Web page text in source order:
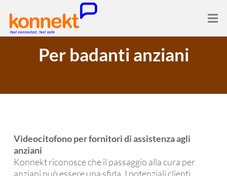
Per badanti anziani
Videocitofono per fornitori di assistenza agli
anziani
Konnekt riconosce che il passaggio alla cura per
anziani può essere una sfida. I potenziali clienti